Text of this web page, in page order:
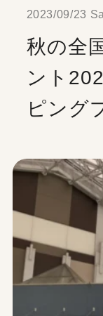
2023/09/23
秋の全
ント
ピング
アプリガイド
チーパス